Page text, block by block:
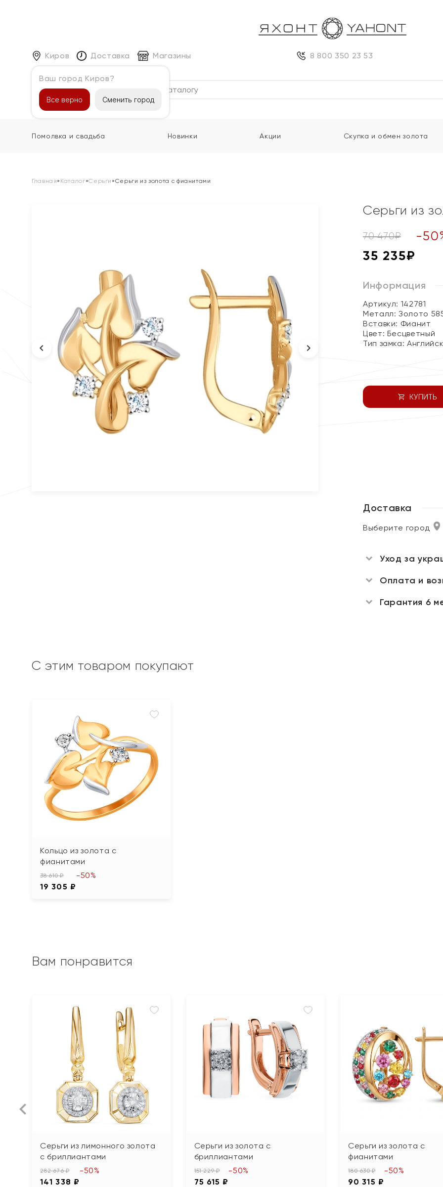
Киров
Ваш город Киров?
Все верно Сменить город
Доставка Магазины 8 800 350 23 53
Каталог
Помолвка и свадьба Новинки Акции Скупка и обмен золота
Главная» Каталог»Серьги »Серьги из золота с фианитами
Серьги из
70 470₽ -50
35 235₽
Информация
Артикул: 142781
Металл:Золото
Вставки: Фианит
Цвет: Бесцветный
Тип замка:
КУПИТЬ
Доставка
Выберите город
Уход за
Оплата и
Гарантия 6
С этим товаром покупают
Кольцо из золота с
фианитами
38 610 ₽
19 305 ₽
-50%
Вам понравится
Серьги из лимонного золота
с бриллиантами
282 676 ₽
141 338 ₽
-50%
Серьги из золота с
бриллиантами
151 229 ₽
75 615 ₽
-50%
Серьги из золота с
фианитами
180 630 ₽
90 315 ₽
-50%